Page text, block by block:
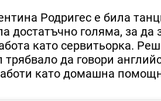
Родригес е била
достатъчно голяма, за да
като сервитьорка.
да говори
като домашна